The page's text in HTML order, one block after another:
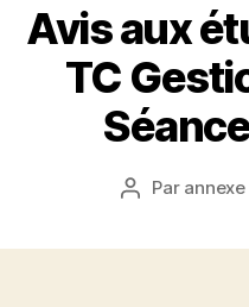
Avis aux
TC
Auteur
Par annexe